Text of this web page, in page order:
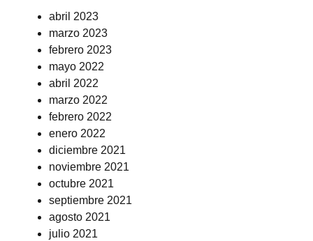
abril 2023
marzo 2023
febrero 2023
mayo 2022
abril 2022
marzo 2022
febrero 2022
enero 2022
diciembre 2021
noviembre 2021
octubre 2021
septiembre 2021
agosto 2021
julio 2021